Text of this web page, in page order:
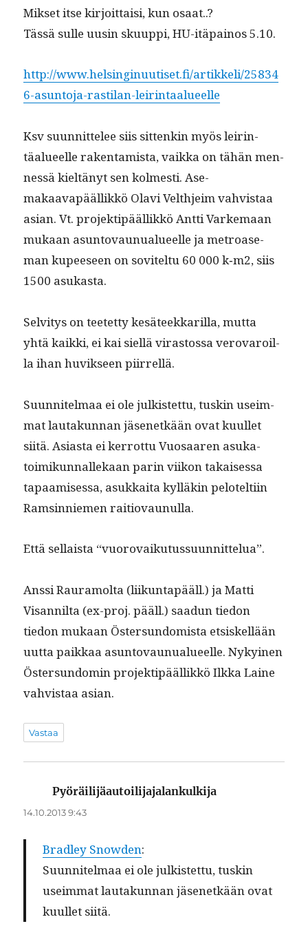
Mik­set itse kir­joit­taisi, kun osaat..?
Tässä sulle uusin sku­up­pi, HU-itä­pain­os 5.10.
http://www.helsinginuutiset.fi/artikkeli/25834
6-asuntoja-rastilan-leirintaalueelle
Ksv suun­nit­telee siis sit­tenkin myös leir­in­
täalueelle rak­en­tamista, vaik­ka on tähän men­
nessä kieltänyt sen kol­mesti. Ase­
makaavapääl­likkö Olavi Velth­jeim vahvis­taa
asian. Vt. pro­jek­tipääl­likkö Antti Varke­maan
mukaan asun­to­vaunualueelle ja metroase­
man kupeeseen on sovitel­tu 60 000 k‑m2, siis
1500 asukasta.
Selvi­tys on teetet­ty kesä­teekkar­il­la, mut­ta
yhtä kaik­ki, ei kai siel­lä viras­tossa verovaroil­
la ihan huvikseen piirrellä.
Suun­nitel­maa ei ole julk­istet­tu, tuskin useim­
mat lau­takun­nan jäsenetkään ovat kuul­let
siitä. Asi­as­ta ei ker­rot­tu Vuosaaren asuka­
toimikun­nallekaan parin viikon takaises­sa
tapaamises­sa, asukkai­ta kyl­läkin pelotelti­in
Ram­sin­niemen raitiovaunulla.
Että sel­l­aista “vuorovaiku­tus­su­un­nit­telua”.
Anssi Rau­ramol­ta (liikun­tapääll.) ja Mat­ti
Visan­nil­ta (ex-proj. pääll.) saadun tiedon
tiedon mukaan Öster­sun­domista etsiskel­lään
uut­ta paikkaa asun­to­vaunualueelle. Nykyi­nen
Öster­sun­domin pro­jek­tipääl­likkö Ilk­ka Laine
vahvis­taa asian.
Vastaa
Pyöräilijäautoilijajalankulkija
14.10.2013 9:43
Bradley Snow­den:
Suun­nitel­maa ei ole julk­istet­tu, tuskin
useim­mat lau­takun­nan jäsenetkään ovat
kuul­let siitä.